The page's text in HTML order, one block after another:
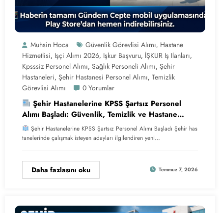
Muhsin Hoca Güvenlik Görevlisi Alımı, Hastane
Hizmetlisi, Işçi Alımı 2026, Işkur Başvuru, İŞKUR Iş Ilanları,
Kpsssiz Personel Alımı, Sağlık Personeli Alımı, Şehir
Hastaneleri, Şehir Hastanesi Personel Alımı, Temizlik
Görevlisi Alımı
0 Yorumlar
Şehir Hastanelerine KPSS Şartsız Personel
Alımı Başladı: Güvenlik, Temizlik ve Hastane
Hizmetlisi
Şehir Hastanelerine KPSS Şartsız Personel Alımı Başladı Şehir has
tanelerinde çalışmak isteyen adayları ilgilendiren yeni…
Daha fazlasını oku Temmuz 7, 2026